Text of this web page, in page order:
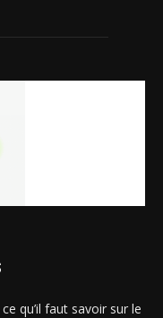
qu’il faut savoir sur le